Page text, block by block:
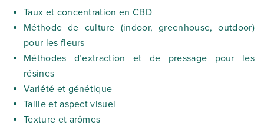
Taux et concentration en CBD
Méthode de culture (indoor, greenhouse, outdoor)
pour les fleurs
Méthodes d’extraction et de pressage pour les
résines
Variété et génétique
Taille et aspect visuel
Texture et arômes